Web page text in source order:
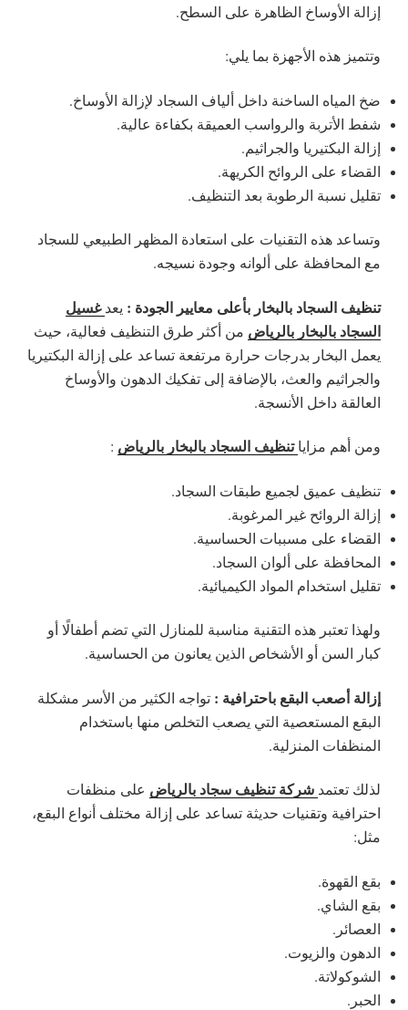
إزالة الأوساخ الظاهرة على السطح.
وتتميز هذه الأجهزة بما يلي:
ضخ المياه الساخنة داخل ألياف السجاد لإزالة الأوساخ.
شفط الأتربة والرواسب العميقة بكفاءة عالية.
إزالة البكتيريا والجراثيم.
القضاء على الروائح الكريهة.
تقليل نسبة الرطوبة بعد التنظيف.
وتساعد هذه التقنيات على استعادة المظهر الطبيعي للسجاد
مع المحافظة على ألوانه وجودة نسيجه.
تنظيف السجاد بالبخار بأعلى معايير الجودة : يعد غسيل
السجاد بالبخار بالرياض من أكثر طرق التنظيف فعالية، حيث
يعمل البخار بدرجات حرارة مرتفعة تساعد على إزالة البكتيريا
والجراثيم والعث، بالإضافة إلى تفكيك الدهون والأوساخ
العالقة داخل الأنسجة.
ومن أهم مزايا تنظيف السجاد بالبخار بالرياض :
تنظيف عميق لجميع طبقات السجاد.
إزالة الروائح غير المرغوبة.
القضاء على مسببات الحساسية.
المحافظة على ألوان السجاد.
تقليل استخدام المواد الكيميائية.
ولهذا تعتبر هذه التقنية مناسبة للمنازل التي تضم أطفالًا أو
كبار السن أو الأشخاص الذين يعانون من الحساسية.
إزالة أصعب البقع باحترافية : تواجه الكثير من الأسر مشكلة
البقع المستعصية التي يصعب التخلص منها باستخدام
المنظفات المنزلية.
لذلك تعتمد شركة تنظيف سجاد بالرياض على منظفات
احترافية وتقنيات حديثة تساعد على إزالة مختلف أنواع البقع،
مثل:
بقع القهوة.
بقع الشاي.
العصائر.
الدهون والزيوت.
الشوكولاتة.
الحبر.